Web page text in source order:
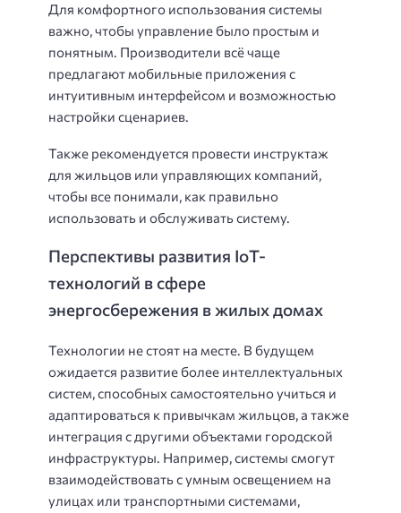
Для комфортного использования системы
важно, чтобы управление было простым и
понятным. Производители всё чаще
предлагают мобильные приложения с
интуитивным интерфейсом и возможностью
настройки сценариев.
Также рекомендуется провести инструктаж
для жильцов или управляющих компаний,
чтобы все понимали, как правильно
использовать и обслуживать систему.
Перспективы развития IoT-
технологий в сфере
энергосбережения в жилых домах
Технологии не стоят на месте. В будущем
ожидается развитие более интеллектуальных
систем, способных самостоятельно учиться и
адаптироваться к привычкам жильцов, а также
интеграция с другими объектами городской
инфраструктуры. Например, системы смогут
взаимодействовать с умным освещением на
улицах или транспортными системами,